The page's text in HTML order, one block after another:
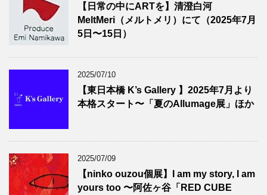
【日常の中にARTを】清澄白河
MeltMeri（メルトメリ）にて（2025年7月
5日〜15日）
2025/07/10
【東日本橋 K’s Gallery 】2025年7月より
本格スタート〜「夏のAllumage展」ほか
2025/07/09
【ninko ouzou個展】I am my story, I am
yours too 〜阿佐ヶ谷「RED CUBE